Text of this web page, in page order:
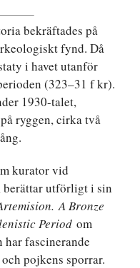
bekräftades på
fynd. Då
i havet utanför
(323–31 f kr).
1930-talet,
ryggen, cirka två
kurator vid
berättar utförligt i sin
A Bronze
Period om
har fascinerande
pojkens sporrar.